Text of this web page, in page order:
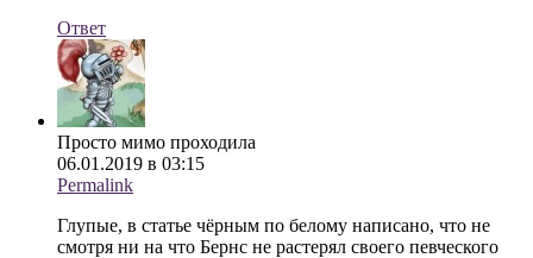
Ответ
Просто мимо проходила
06.01.2019 в 03:15
Permalink
Глупые, в статье чёрным по белому написано, что не
смотря ни на что Бернс не растерял своего певческого